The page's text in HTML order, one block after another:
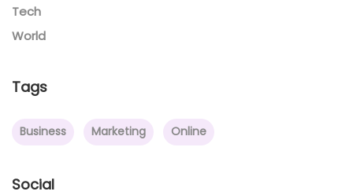
Tech
World
Tags
Business Marketing Online
Social